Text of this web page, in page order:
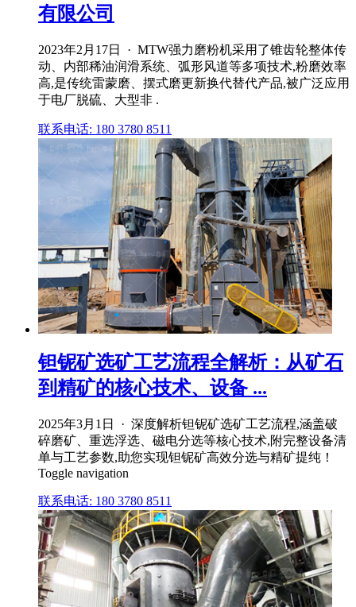
有限公司
2023年2月17日 · MTW强力磨粉机采用了锥齿轮整体传
动、内部稀油润滑系统、弧形风道等多项技术,粉磨效率
高,是传统雷蒙磨、摆式磨更新换代替代产品,被广泛应用
于电厂脱硫、大型非 .
联系电话: 180 3780 8511
钽铌矿选矿工艺流程全解析：从矿石
到精矿的核心技术、设备 ...
2025年3月1日 · 深度解析钽铌矿选矿工艺流程,涵盖破
碎磨矿、重选浮选、磁电分选等核心技术,附完整设备清
单与工艺参数,助您实现钽铌矿高效分选与精矿提纯！
Toggle navigation
联系电话: 180 3780 8511